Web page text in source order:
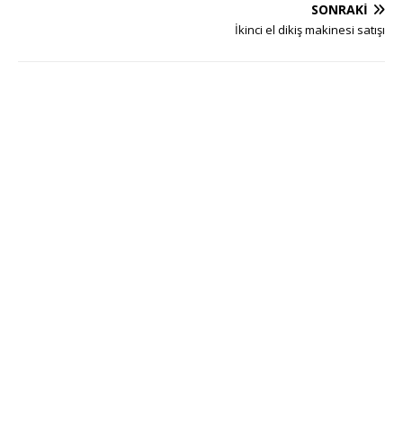
SONRAKI
İkinci el dikiş makinesi satışı